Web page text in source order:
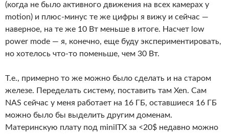
(когда не было активного движения на всех камерах у
motion) и плюс-минус те же цифры я вижу и сейчас —
наверное, на те же 10 Вт меньше в итоге. Насчет low
power mode — я, конечно, еще буду экспериментировать,
но хотелось что-то поменьше, чем 30 Вт.
Т.е., примерно то же можно было сделать и на старом
железе. Переделать систему, поставить там Xen. Сам
NAS сейчас у меня работает на 16 ГБ, оставшиеся 16 ГБ
можно было бы выделить другим доменам.
Материнскую плату под miniITX за <20$ недавно можно